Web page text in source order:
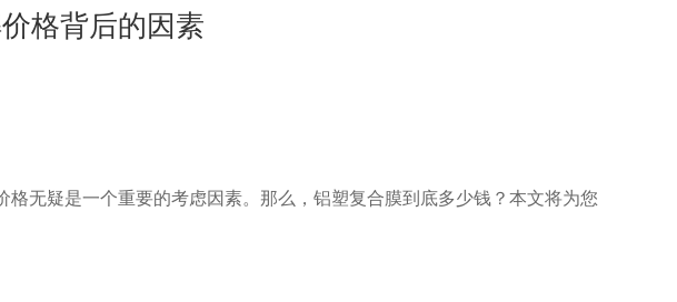
格背后的因素
无疑是一个重要的考虑因素。那么，铝塑复合膜到底多少钱？本文将为您